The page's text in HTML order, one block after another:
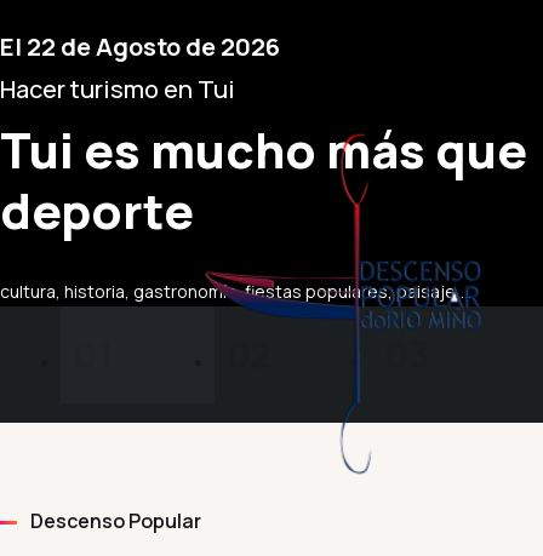
El 22 de Agosto de 2026
Hacer turismo en Tui
Tui es mucho más que
deporte
cultura, historia, gastronomía, fiestas populares, paisaje,...
Descenso Popular